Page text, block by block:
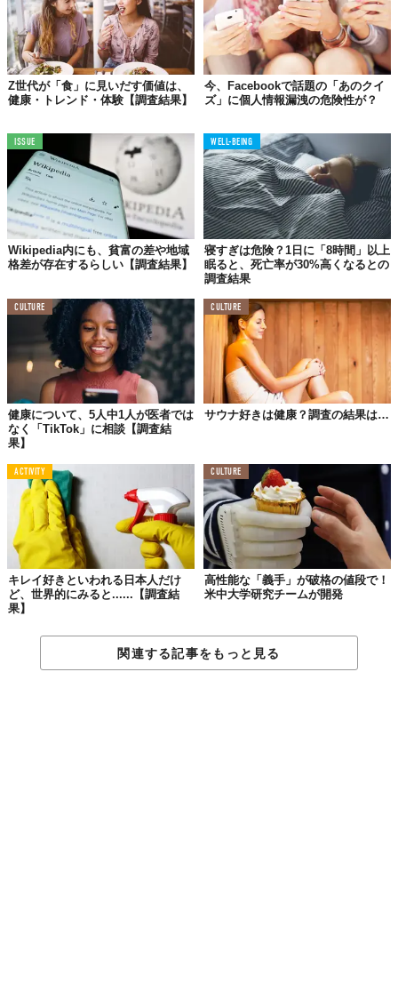
Z世代が「食」に見いだす価値は、
健康・トレンド・体験【調査結果】
今、Facebookで話題の「あのクイ
ズ」に個人情報漏洩の危険性が？
ISSUE
Wikipedia内にも、貧富の差や地域
格差が存在するらしい【調査結果】
WELL-BEING
寝すぎは危険？1日に「8時間」以上
眠ると、死亡率が30%高くなるとの
調査結果
CULTURE
健康について、5人中1人が医者では
なく「TikTok」に相談【調査結
果】
CULTURE
サウナ好きは健康？調査の結果は…
ACTIVITY
キレイ好きといわれる日本人だけ
ど、世界的にみると......【調査結
果】
CULTURE
高性能な「義手」が破格の値段で！
米中大学研究チームが開発
関連する記事をもっと見る